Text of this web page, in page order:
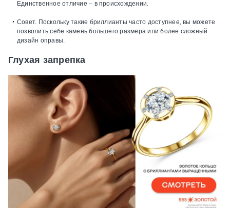
Единственное отличие – в происхождении.
Совет. Поскольку такие бриллианты часто доступнее, вы можете
позволить себе камень большего размера или более сложный
дизайн оправы.
Глухая запрепка